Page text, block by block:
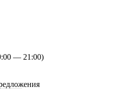
— 21:00)